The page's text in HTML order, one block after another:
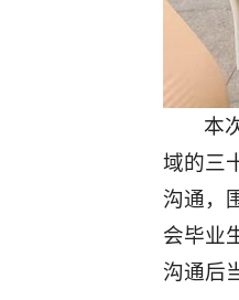
本
域的三
沟通，
会毕业
沟通后